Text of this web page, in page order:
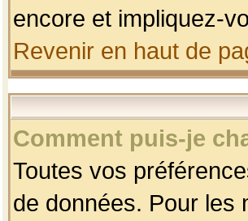
encore et impliquez-
Revenir en haut de
Comment puis-je
Toutes vos
de données. Pour les